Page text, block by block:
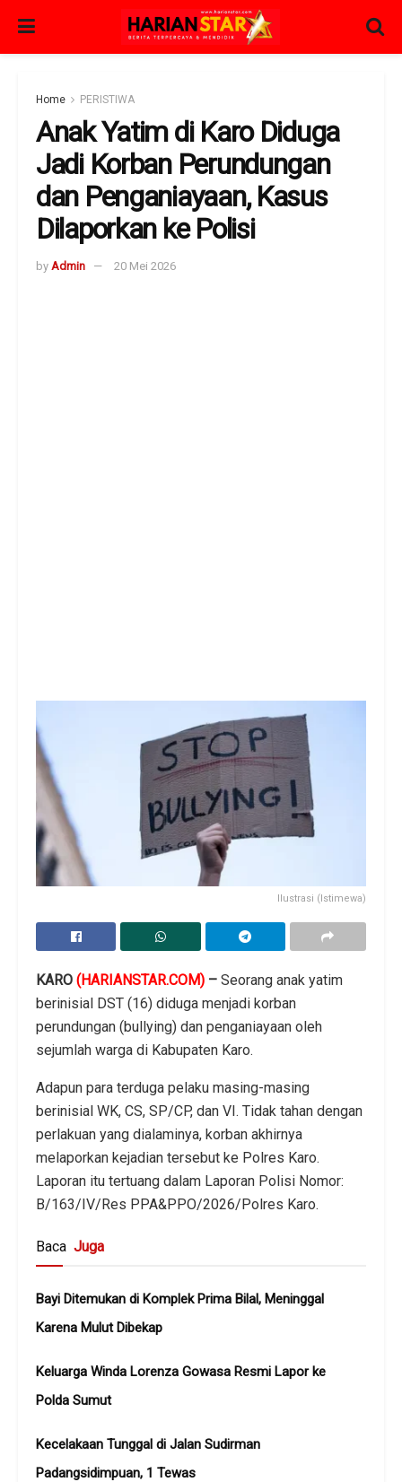
Home PERISTIWA
Anak Yatim di Karo Diduga
Jadi Korban Perundungan
dan Penganiayaan, Kasus
Dilaporkan ke Polisi
by Admin 20 Mei 2026
Ilustrasi (Istimewa)
KARO (HARIANSTAR.COM) – Seorang anak yatim
berinisial DST (16) diduga menjadi korban
perundungan (bullying) dan penganiayaan oleh
sejumlah warga di Kabupaten Karo.
Adapun para terduga pelaku masing-masing
berinisial WK, CS, SP/CP, dan VI. Tidak tahan dengan
perlakuan yang dialaminya, korban akhirnya
melaporkan kejadian tersebut ke Polres Karo.
Laporan itu tertuang dalam Laporan Polisi Nomor:
B/163/IV/Res PPA&PPO/2026/Polres Karo.
Baca Juga
Bayi Ditemukan di Komplek Prima Bilal, Meninggal
Karena Mulut Dibekap
Keluarga Winda Lorenza Gowasa Resmi Lapor ke
Polda Sumut
Kecelakaan Tunggal di Jalan Sudirman
Padangsidimpuan, 1 Tewas